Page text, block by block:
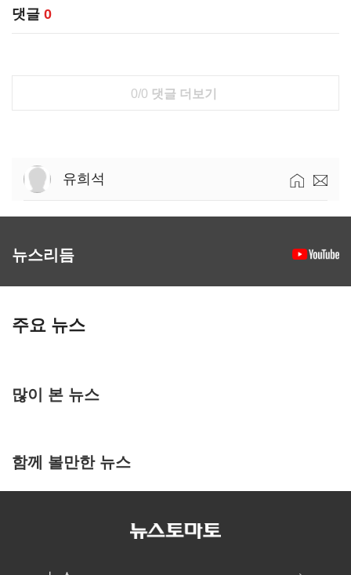
댓글 0
0/0 댓글 더보기
유희석
뉴스리듬
주요 뉴스
많이 본 뉴스
함께 볼만한 뉴스